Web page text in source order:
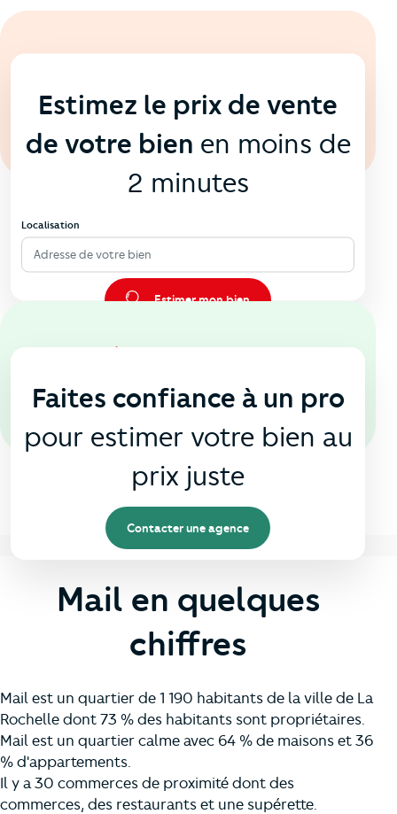
Estimez le prix de vente
de votre bien en moins de
2 minutes
Localisation
Adresse de votre bien
Estimer mon bien
En agence
Faites confiance à un pro
pour estimer votre bien au
prix juste
Contacter une agence
Mail en quelques
chiffres
Mail est un quartier de 1 190 habitants de la ville de La
Rochelle dont 73 % des habitants sont propriétaires.
Mail est un quartier calme avec 64 % de maisons et 36
% d'appartements.
Il y a 30 commerces de proximité dont des
commerces, des restaurants et une supérette.